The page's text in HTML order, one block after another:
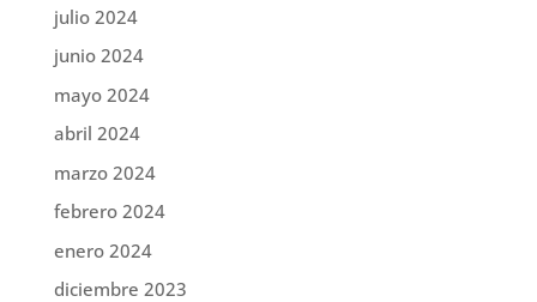
julio 2024
junio 2024
mayo 2024
abril 2024
marzo 2024
febrero 2024
enero 2024
diciembre 2023